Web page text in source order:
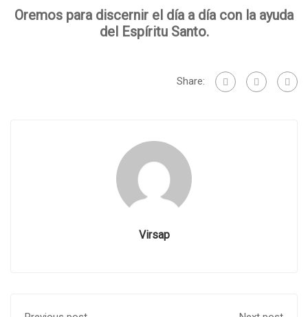
Oremos para discernir el día a día con la ayuda
del Espíritu Santo.
Share:
Virsap